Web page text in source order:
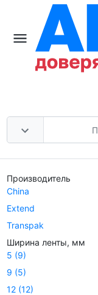
Производитель
China
Extend
Transpak
Ширина ленты, мм
5 (9)
9 (5)
12(12)